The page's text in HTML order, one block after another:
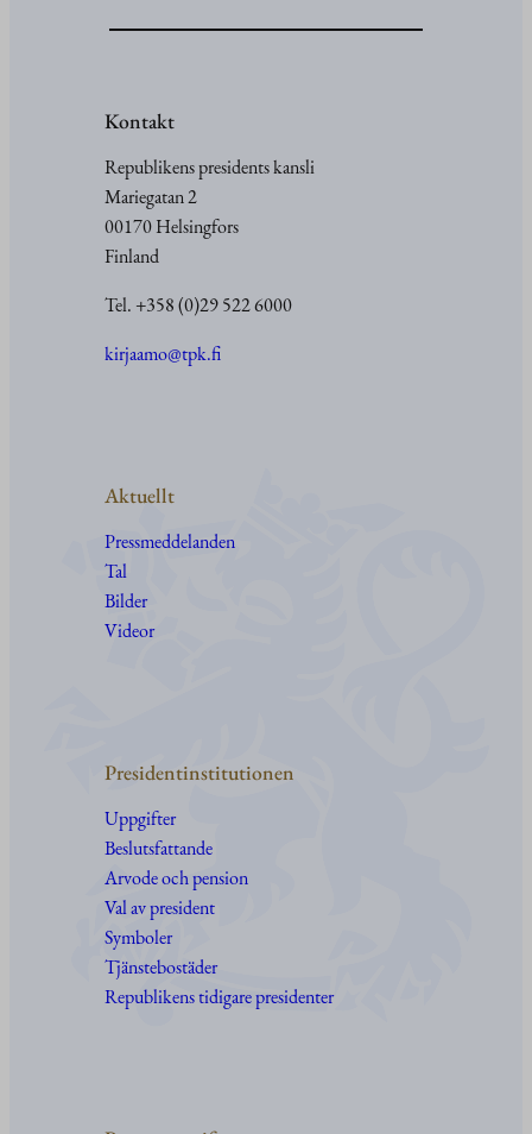
Kontakt
Republikens presidents kansli
Mariegatan 2
00170 Helsingfors
Finland
Tel. +358 (0)29 522 6000
kirjaamo@tpk.fi
Aktuellt
Pressmeddelanden
Tal
Bilder
Videor
Presidentinstitutionen
Uppgifter
Beslutsfattande
Arvode och pension
Val av president
Symboler
Tjänstebostäder
Republikens tidigare presidenter